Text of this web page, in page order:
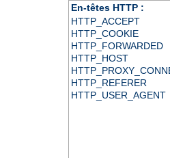
En-têtes HTTP :
HTTP_ACCEPT
HTTP_COOKIE
HTTP_FORWARDED
HTTP_HOST
HTTP_REFERER
HTTP_USER_AGENT